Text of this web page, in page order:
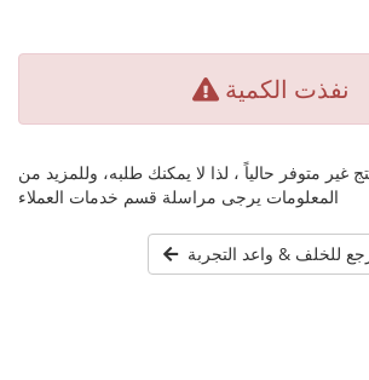
نفذت الكمية
غير متوفر حالياً ، لذا لا يمكنك طلبه، وللمزيد من
المعلومات يرجى مراسلة قسم خدمات العملاء
للخلف & واعد التجربة